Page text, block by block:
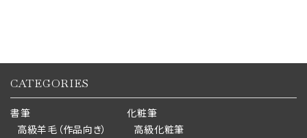
CATEGORIES
書筆
高級羊毛（作品向き）
化粧筆
高級化粧筆